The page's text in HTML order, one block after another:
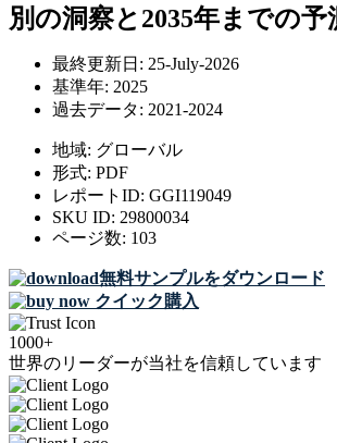
別の洞察と2035年までの予
最終更新日: 25-July-2026
基準年: 2025
過去データ: 2021-2024
地域: グローバル
形式: PDF
レポートID: GGI119049
SKU ID: 29800034
ページ数: 103
無料サンプルをダウンロード
クイック購入
1000+
世界のリーダーが当社を信頼しています